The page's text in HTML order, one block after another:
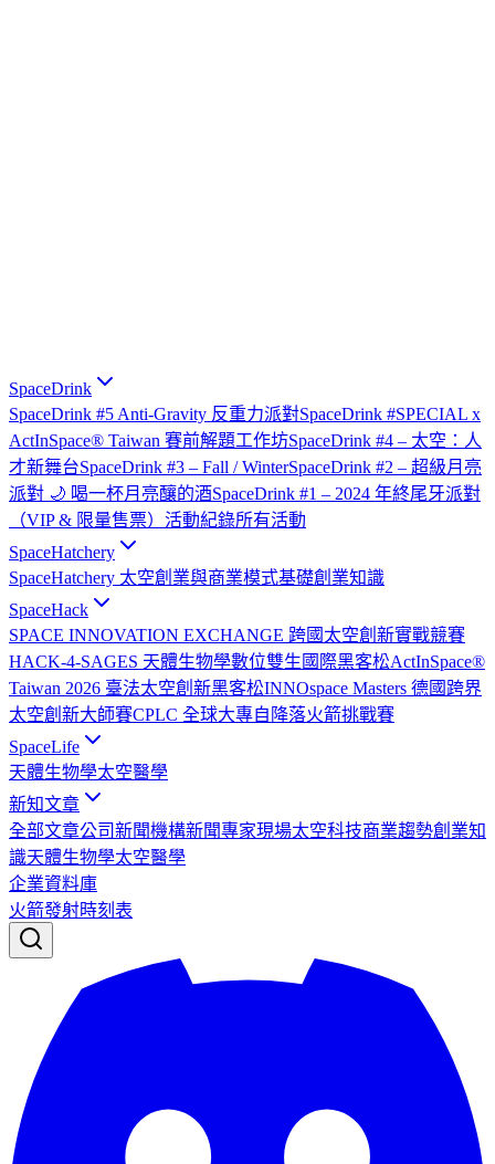
SpaceDrink
SpaceDrink #5 Anti-Gravity 反重力派對SpaceDrink #SPECIAL x
ActInSpace® Taiwan 賽前解題工作坊SpaceDrink #4 – 太空：人
才新舞台SpaceDrink #3 – Fall / WinterSpaceDrink #2 – 超級月亮
派對 🌙 喝一杯月亮釀的酒SpaceDrink #1 – 2024 年終尾牙派對
（VIP & 限量售票） 活動紀錄所有活動
SpaceHatchery
SpaceHatchery 太空創業與商業模式基礎創業知識
SpaceHack
SPACE INNOVATION EXCHANGE 跨國太空創新實戰競賽
HACK-4-SAGES 天體生物學數位雙生國際黑客松ActInSpace®
Taiwan 2026 臺法太空創新黑客松INNOspace Masters 德國跨界
太空創新大師賽CPLC 全球大專自降落火箭挑戰賽
SpaceLife
天體生物學太空醫學
新知文章
全部文章公司新聞機構新聞專家現場太空科技商業趨勢創業知
識天體生物學太空醫學
企業資料庫
火箭發射時刻表